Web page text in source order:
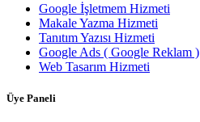
Google İşletmem Hizmeti
Makale Yazma Hizmeti
Tanıtım Yazısı Hizmeti
Google Ads ( Google Reklam )
Web Tasarım Hizmeti
Üye Paneli